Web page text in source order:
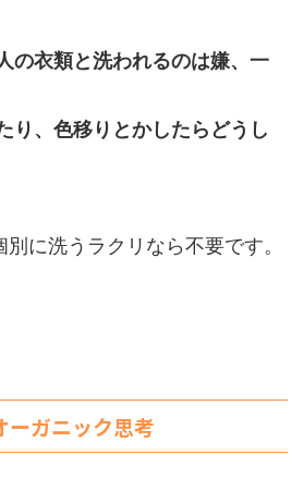
の衣類と洗われるのは嫌、一
り、色移りとかしたらどうし
に洗うラクリなら不要です。
ーガニック思考